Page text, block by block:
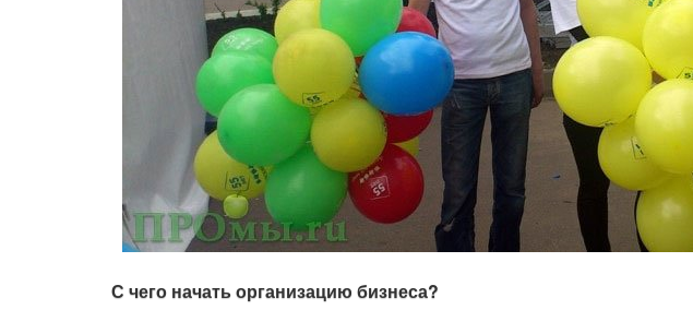
С чего начать организацию бизнеса?